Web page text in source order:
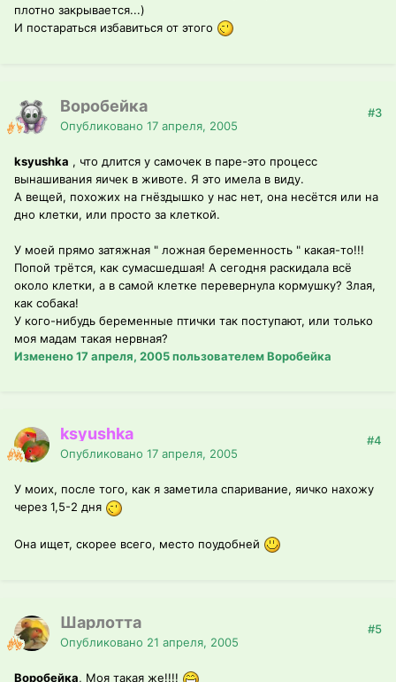
плотно закрывается...)
И постараться избавиться от этого
Воробейка
Опубликовано 17 апреля, 2005
#3
ksyushka , что длится у самочек в паре-это процесс
вынашивания яичек в животе. Я это имела в виду.
А вещей, похожих на гнёздышко у нас нет, она несётся или на
дно клетки, или просто за клеткой.
У моей прямо затяжная " ложная беременность " какая-то!!!
Попой трётся, как сумасшедшая! А сегодня раскидала всё
около клетки, а в самой клетке перевернула кормушку? Злая,
как собака!
У кого-нибудь беременные птички так поступают, или только
моя мадам такая нервная?
Изменено17 апреля, 2005пользователем Воробейка
ksyushka
Опубликовано 17 апреля, 2005
#4
У моих, после того, как я заметила спаривание, яичко нахожу
через 1,5-2 дня
Она ищет, скорее всего, место поудобней
Шарлотта
Опубликовано 21 апреля, 2005
#5
Воробейка, Моя такая же!!!!